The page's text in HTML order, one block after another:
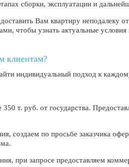
сборки, эксплуатации и
Вам квартиру неподалеку
чтобы узнать актуальные
клиентам?
индивидуальный подход к
т. руб. от государства.
создаем по просьбе заказчика
при запросе предоставляем